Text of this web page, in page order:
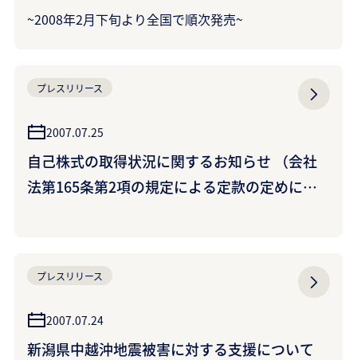
~2008年2月下旬より全国で順次発売~
プレスリリース
2007.07.25
自己株式の取得状況に関するお知らせ （会社
法第165条第2項の規定による定款の定めに基
プレスリリース
2007.07.24
新潟県中越沖地震被害に対する支援について